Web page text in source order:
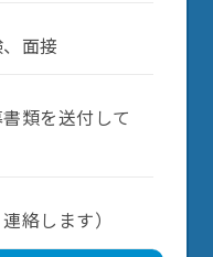
面接
類を送付して
絡します）